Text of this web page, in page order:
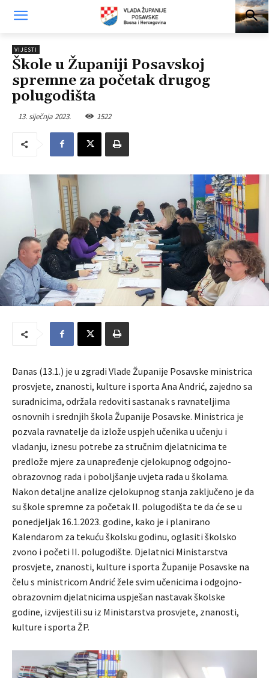
VIJESTI
Škole u Županiji Posavskoj
spremne za početak drugog
polugodišta
13. siječnja 2023. 1522
Danas (13.1.) je u zgradi Vlade Županije Posavske ministrica
prosvjete, znanosti, kulture i sporta Ana Andrić, zajedno sa
suradnicima, održala redoviti sastanak s ravnateljima
osnovnih i srednjih škola Županije Posavske. Ministrica je
pozvala ravnatelje da izlože uspjeh učenika u učenju i
vladanju, iznesu potrebe za stručnim djelatnicima te
predlože mjere za unapređenje cjelokupnog odgojno-
obrazovnog rada i poboljšanje uvjeta rada u školama.
Nakon detaljne analize cjelokupnog stanja zaključeno je da
su škole spremne za početak II. polugodišta te da će se u
ponedjeljak 16.1.2023. godine, kako je i planirano
Kalendarom za tekuću školsku godinu, oglasiti školsko
zvono i početi II. polugodište. Djelatnici Ministarstva
prosvjete, znanosti, kulture i sporta Županije Posavske na
čelu s ministricom Andrić žele svim učenicima i odgojno-
obrazovnim djelatnicima uspješan nastavak školske
godine, izvijestili su iz Ministarstva prosvjete, znanosti,
kulture i sporta ŽP.